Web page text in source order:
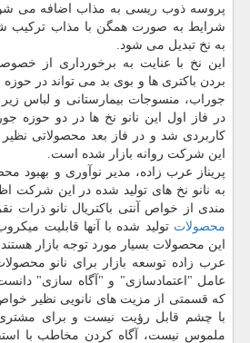
پروسه ذوب ریسی به مذاب اضافه می
شرایط به صورت همگن با مذاب
به نخ تبدیل می شود.
این نخ با عنایت به برخورداری از
بردن باكتری ها و بوی بد می تواند در
جوراب، منسوجات بیمارستانی و لباس زیر
در فاز اول این نانو نخ ها در دو حوزه
كاربردی شد و در فاز بعد محصولاتی
این شركت روانه بازار شده است.
پریناز عرب زاده، مدیر نوآوری و بهبود
به نانو نخ های تولید شده در این شركت
مندی از خواص آنتی باكتریال نانو ذرات
محصولات تولید شده با آنها قابلیت
این محصولات بسیار مورد توجه بازار هستند.
عرب زاده توسعه بازار برای نانو
عامل "اعتمادسازی" و "آگاه سازی"
كه قسمتی از مزیت های نانویی نظیر خواص
با چشم قابل رؤیت نیست و برای
ملموس نیست، آگاه كردن مخاطب با